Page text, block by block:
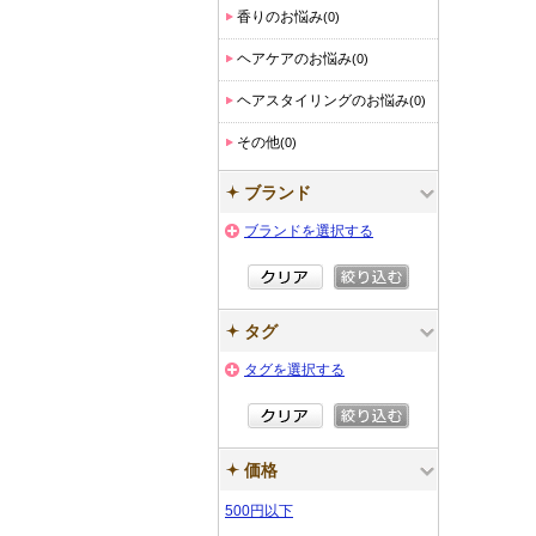
香りのお悩み(0)
ヘアケアのお悩み(0)
ヘアスタイリングのお悩み(0)
その他(0)
ブランド
ブランドを選択する
タグ
タグを選択する
価格
500円以下